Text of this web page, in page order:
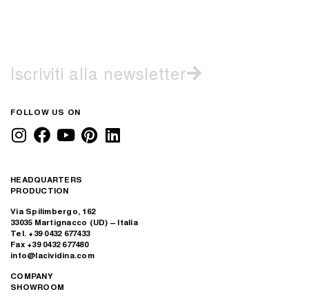
Iscriviti alla newsletter
FOLLOW US ON
HEADQUARTERS
PRODUCTION
Via Spilimbergo, 162
33035 Martignacco (UD) – Italia
Tel. +39 0432 677433
Fax +39 0432 677480
info@lacividina.com
COMPANY
SHOWROOM